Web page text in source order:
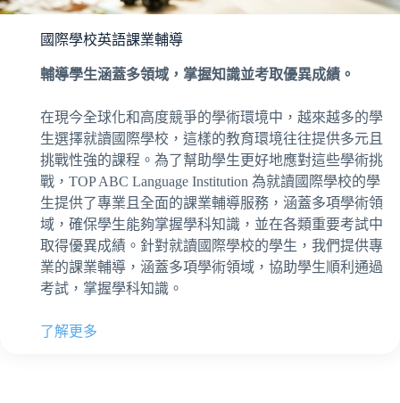
國際學校英語課業輔導
輔導學生涵蓋多領域，掌握知識並考取優異成績。
在現今全球化和高度競爭的學術環境中，越來越多的學
生選擇就讀國際學校，這樣的教育環境往往提供多元且
挑戰性強的課程。為了幫助學生更好地應對這些學術挑
戰，TOP ABC Language Institution 為就讀國際學校的學
生提供了專業且全面的課業輔導服務，涵蓋多項學術領
域，確保學生能夠掌握學科知識，並在各類重要考試中
取得優異成績。針對就讀國際學校的學生，我們提供專
業的課業輔導，涵蓋多項學術領域，協助學生順利通過
考試，掌握學科知識。
了解更多